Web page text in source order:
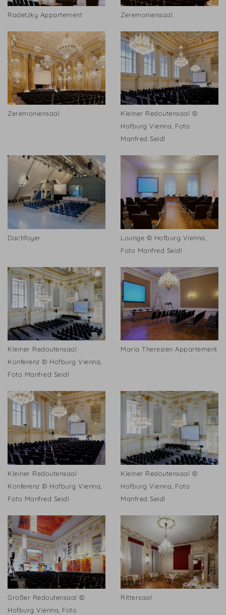
Radetzky Appartement Zeremoniensaal
Zeremoniensaal
Kleiner Redoutensaal ©
Hofburg Vienna, Foto
Manfred Seidl
Dachfoyer
Lounge © Hofburg Vienna,
Foto Manfred Seidl
Kleiner Redoutensaal
Konferenz © Hofburg Vienna,
Foto Manfred Seidl
Maria Theresien Appartement
Kleiner Redoutensaal
Konferenz © Hofburg Vienna,
Foto Manfred Seidl
Kleiner Redoutensaal ©
Hofburg Vienna, Foto
Manfred Seidl
Großer Redoutensaal ©
Hofburg Vienna, Foto
Rittersaal